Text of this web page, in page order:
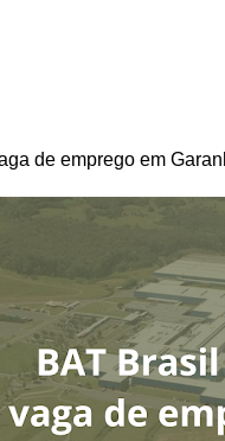
de emprego em